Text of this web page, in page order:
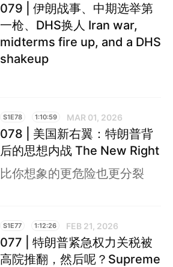
079 | 伊朗战事、中期选举第
一枪、DHS换人 Iran war,
midterms fire up, and a DHS
shakeup
S1E78 1:10:59 MAR 01, 2026
078 | 美国新右翼：特朗普背
后的思想内战 The New Right
比你想象的更危险也更分裂
S1E77 1:12:26 FEB 21, 2026
077 | 特朗普紧急权力关税被
高院推翻，然后呢？Supreme